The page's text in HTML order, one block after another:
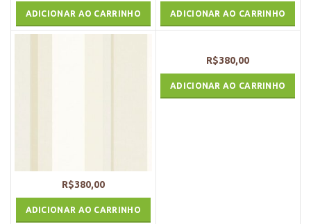
ADICIONAR AO CARRINHO ADICIONAR AO CARRINHO
R$380,00
ADICIONAR AO CARRINHO
R$380,00
ADICIONAR AO CARRINHO